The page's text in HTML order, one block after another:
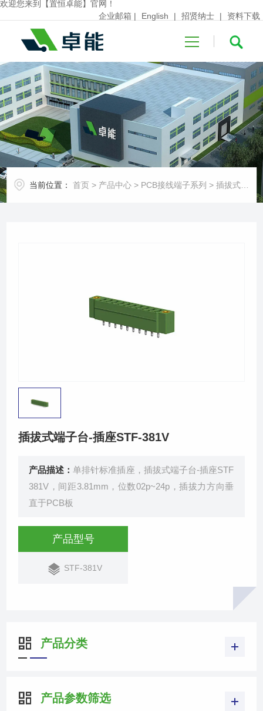
欢迎您来到【置恒卓能】官网！
企业邮箱 | English | 招贤纳士 | 资料下载
首页
关于卓能
新闻中心
当前位置： 首页 > 产品中心 > PCB接线端子系列 >插拔式端子台-插座
插拔式端子台-插座STF-381V
产品描述：单排针标准插座，插拔式端子台-插座STF
381V，间距3.81mm，位数02p~24p，插拔力方向垂
直于PCB板
产品型号
STF-381V
产品分类
产品参数筛选